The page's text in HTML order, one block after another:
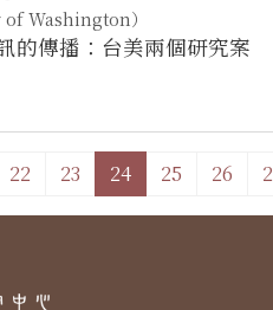
Washington）
的傳播：台美兩個研究案
22 23 24 25 26